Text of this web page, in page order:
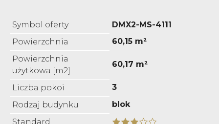
Symbol oferty
DMX2-MS-4111
Powierzchnia
60,15 m²
Powierzchnia
użytkowa [m2]
60,17 m²
Liczba pokoi
3
Rodzaj budynku
blok
Standard